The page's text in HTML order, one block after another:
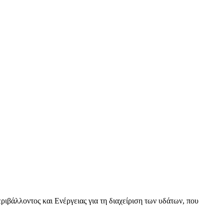
και Ενέργειας για τη διαχείριση των υδάτων, που